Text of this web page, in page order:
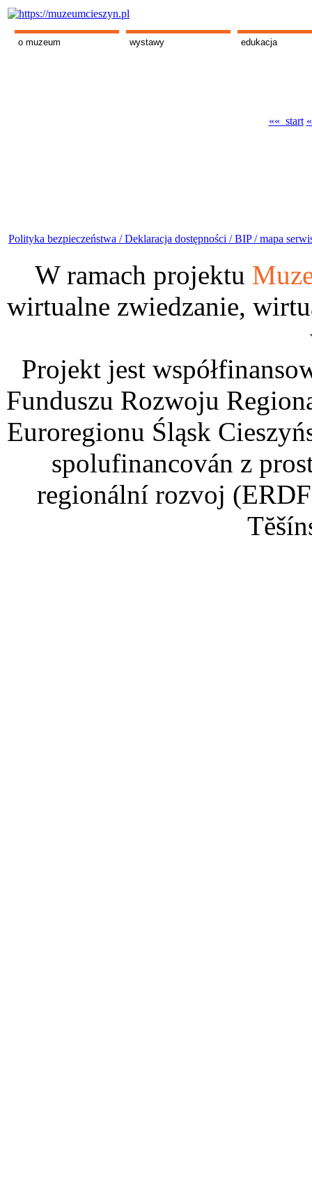
o muzeum wystawy edukacja
«« start
Polityka bezpieczeństwa /Deklaracja dostępności /BIP /mapa
W ramach projektu
wirtualne zwiedzanie,
Projekt jest
Funduszu Rozwoju
Euroregionu Śląsk
spolufinancován z
regionální rozvoj